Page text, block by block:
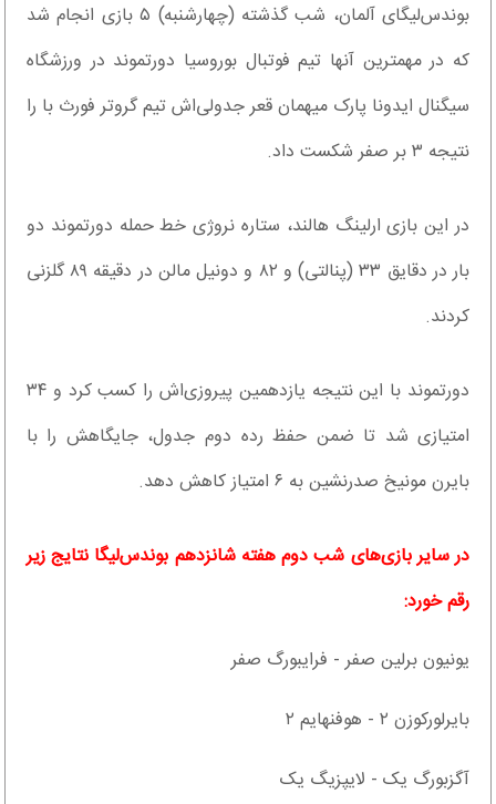
بوندس‌لیگای آلمان، شب گذشته (چهارشنبه) ۵ بازی انجام شد
که در مهمترین آنها تیم فوتبال بوروسیا دورتموند در ورزشگاه
سیگنال ایدونا پارک میهمان قعر جدولی‌اش تیم گروتر فورث با را
نتیجه ۳ بر صفر شکست داد.
در این بازی ارلینگ هالند، ستاره نروژی خط حمله دورتموند دو
بار در دقایق ۳۳ (پنالتی) و ۸۲ و دونیل مالن در دقیقه ۸۹ گلزنی
کردند.
دورتموند با این نتیجه یازدهمین پیروزی‌اش را کسب کرد و ۳۴
امتیازی شد تا ضمن حفظ رده دوم جدول، جایگاهش را با
بایرن مونیخ صدرنشین به ۶ امتیاز کاهش دهد.
در سایر بازی‌های شب دوم هفته شانزدهم بوندس‌لیگا نتایج زیر
رقم خورد:
یونیون برلین صفر - فرایبورگ صفر
بایرلورکوزن ۲ - هوفنهایم ۲
آگزبورگ یک - لایپزیگ یک